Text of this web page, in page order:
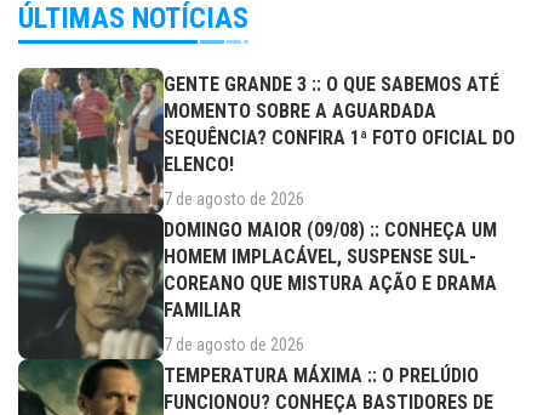
ÚLTIMAS NOTÍCIAS
GENTE GRANDE 3 :: O QUE SABEMOS ATÉ
MOMENTO SOBRE A AGUARDADA
SEQUÊNCIA? CONFIRA 1ª FOTO OFICIAL DO
ELENCO!
7 de agosto de 2026
DOMINGO MAIOR (09/08) :: CONHEÇA UM
HOMEM IMPLACÁVEL, SUSPENSE SUL-
COREANO QUE MISTURA AÇÃO E DRAMA
FAMILIAR
7 de agosto de 2026
TEMPERATURA MÁXIMA :: O PRELÚDIO
FUNCIONOU? CONHEÇA BASTIDORES DE